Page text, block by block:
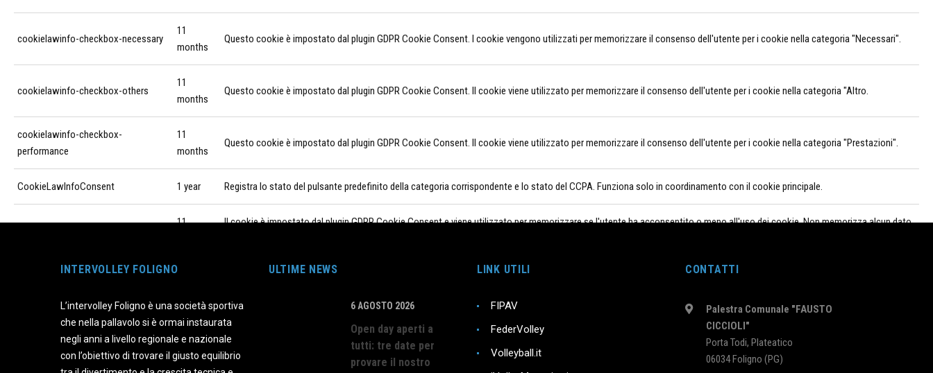
INTERVOLLEY FOLIGNO
L’intervolley Foligno è una società sportiva
che nella pallavolo si è ormai instaurata
negli anni a livello regionale e nazionale
con l’obiettivo di trovare il giusto equilibrio
ULTIME NEWS
6 AGOSTO 2026
Open day aperti a
tutti: tre date per
provare il nostro
LINK UTILI
FIPAV
FederVolley
Volleyball.it
CONTATTI
Palestra Comunale "FAUSTO
CICCIOLI"
Porta Todi, Plateatico
06034 Foligno (PG)
cookielawinfo-checkbox-necessary
11
months
Questo cookie è impostato dal plugin GDPR Cookie Consent. I cookie vengono utilizzati per memorizzare il consenso dell'utente per i cookie nella categoria "Necessari".
cookielawinfo-checkbox-others
11
months
Questo cookie è impostato dal plugin GDPR Cookie Consent. Il cookie viene utilizzato per memorizzare il consenso dell'utente per i cookie nella categoria "Altro.
cookielawinfo-checkbox-
performance
11
months
Questo cookie è impostato dal plugin GDPR Cookie Consent. Il cookie viene utilizzato per memorizzare il consenso dell'utente per i cookie nella categoria "Prestazioni".
CookieLawInfoConsent 1 year Registra lo stato del pulsante predefinito della categoria corrispondente e lo stato del CCPA. Funziona solo in coordinamento con il cookie principale.
11
Il cookie è impostato dal plugin GDPR Cookie Consent e viene utilizzato per memorizzare se l'utente ha acconsentito o meno all'uso dei cookie. Non memorizza alcun dato
I cookie funzionali aiutano a svolgere determinate funzionalità come la condivisione del contenuto del sito Web su piattaforme di social media, la raccolta di feedback e altre funzionalità di terze
Performance
Performance